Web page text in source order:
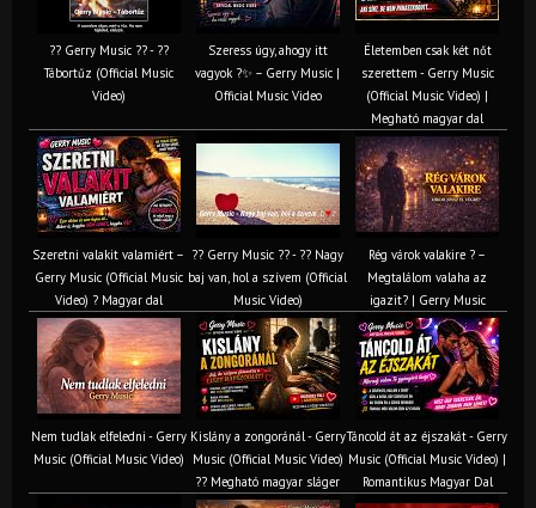
?? Gerry Music ?? - ??
Tábortűz (Official Music
Video)
Szeress úgy, ahogy itt
vagyok ?✨ – Gerry Music |
Official Music Video
Életemben csak két nőt
szerettem - Gerry Music
(Official Music Video) |
Megható magyar dal
Szeretni valakit valamiért –
Gerry Music (Official Music
Video) ? Magyar dal
?? Gerry Music ?? - ?? Nagy
baj van, hol a szívem (Official
Music Video)
Rég várok valakire ? –
Megtalálom valaha az
igazit? | Gerry Music
Nem tudlak elfeledni - Gerry
Music (Official Music Video)
Kislány a zongoránál - Gerry
Music (Official Music Video)
?? Megható magyar sláger
Táncold át az éjszakát - Gerry
Music (Official Music Video) |
Romantikus Magyar Dal